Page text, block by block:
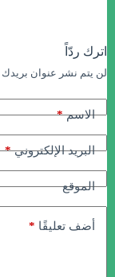
اترك ردّاً
لن يتم نشر عنوان بريدك
الاسم*
البريد الإلكتروني*
الموقع
أضف تعليقًا *